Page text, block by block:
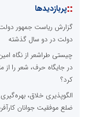
::پربازدیدها
گزارش ریاست جمهور
دولت در دو سال گذشته
چیستی طراشعر از نگاه
در جایگاه حرف، شعر را
کرد؟
الگوپذیری خلاق،
ضلع موفقیت جوانان